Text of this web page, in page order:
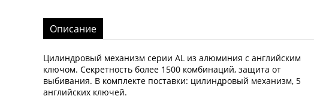
Описание
Цилиндровый механизм серии AL из алюминия с английским
ключом. Секретность более 1500 комбинаций, защита от
выбивания. В комплекте поставки: цилиндровый механизм, 5
английских ключей.